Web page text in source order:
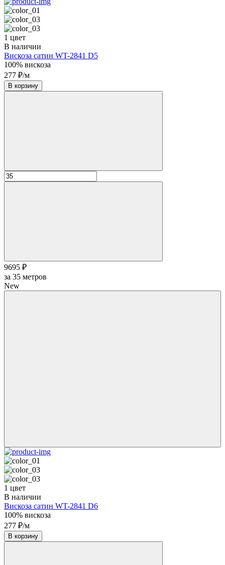
1 цвет
В наличии
Вискоза сатин WT-2841 D5
100% вискоза
277 ₽/м
В корзину
9695 ₽
за 35 метров
New
1 цвет
В наличии
Вискоза сатин WT-2841 D6
100% вискоза
277 ₽/м
В корзину